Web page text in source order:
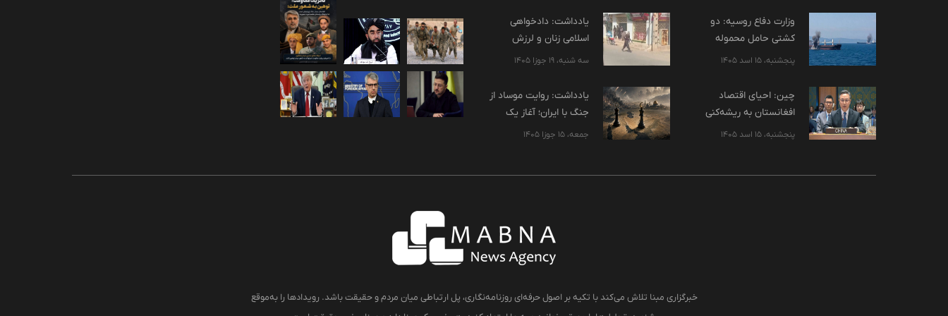
وزارت دفاع روسیه: دو
کشتی حامل محموله
نظامی در دریای سیاه
پنجشنبه، 15 اسد 1405
چین: احیای اقتصاد
افغانستان به ریشه‌کنی
تروریسم کمک می‌کند
پنجشنبه، 15 اسد 1405
یادداشت: دادخواهی
اسلامی زنان و لرزش
پایه‌های استبداد
سه شنبه، 19 جوزا 1405
یادداشت: روایت موساد از
جنگ با ایران؛ آغاز یک
بازآرایی بزرگ هویتی در
جمعه، 15 جوزا 1405
خبرگزاری مبنا تلاش می‌کند با تکیه بر اصول حرفه‌ای روزنامه‌نگاری، پل ارتباطی میان مردم و حقیقت باشد. رویدادها را به‌موقع